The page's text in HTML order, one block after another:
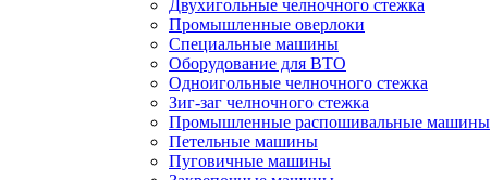
Двухигольные челночного стежка
Промышленные оверлоки
Специальные машины
Оборудование для ВТО
Одноигольные челночного стежка
Зиг-заг челночного стежка
Промышленные распошивальные машины
Петельные машины
Пуговичные машины